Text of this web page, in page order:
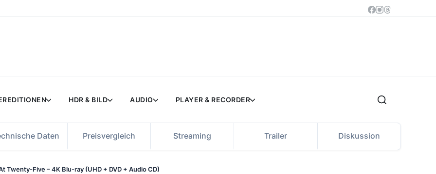
HDR & BILD AUDIO PLAYER & RECORDER
Daten Preisvergleich Streaming Trailer Diskussion
Twenty-Five – 4K Blu-ray (UHD + DVD + Audio CD)